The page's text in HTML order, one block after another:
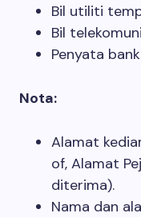
Bil utiliti
Bil
Penyata
Nota:
Alamat
of, Alamat
diterima).
Nama dan